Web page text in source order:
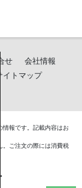
せ
会社情報
サイトマップ
情報です。記載内容はお
。ご注文の際には消費税